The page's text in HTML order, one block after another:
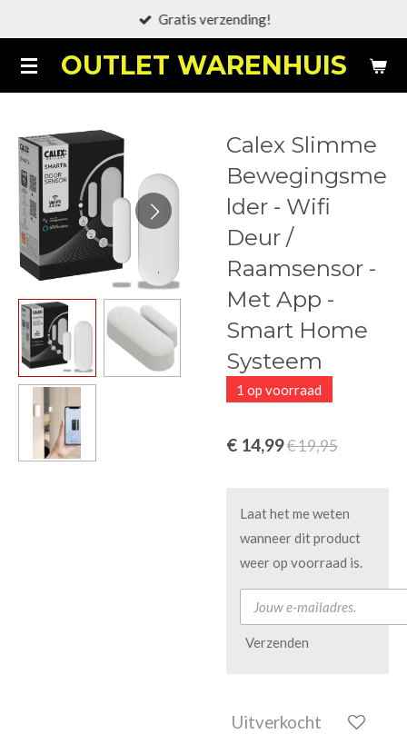
naar
de
OUTLET WARENHUIS
Gratis verzending!
Calex Slimme
Bewegingsme
lder - Wifi
Deur /
Raamsensor -
Met App -
Smart Home
Systeem
1 op voorraad
€ 14,99€ 19,95
Laat het me weten
wanneer dit product
weer op voorraad is.
Verzenden
Uitverkocht